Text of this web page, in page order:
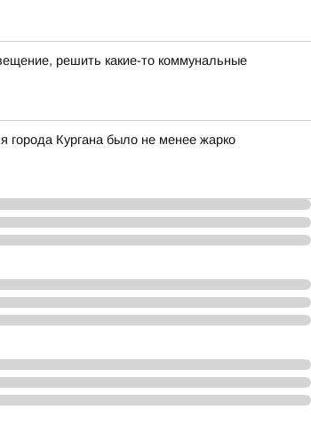
решить какие-то коммунальные
Кургана было не менее жарко